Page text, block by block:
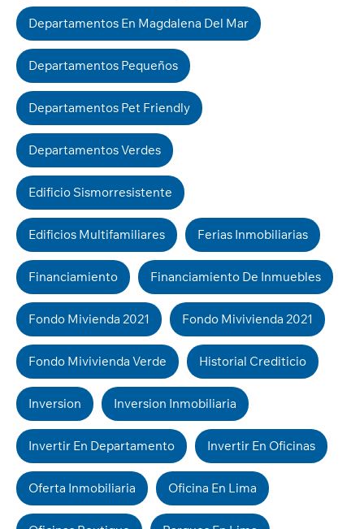
Departamentos En Magdalena Del Mar
Departamentos Pequeños
Departamentos Pet Friendly
Departamentos Verdes
Edificio Sismorresistente
Edificios Multifamiliares Ferias Inmobiliarias
Financiamiento Financiamiento De Inmuebles
Fondo Mivienda 2021 Fondo Mivivienda 2021
Fondo Mivivienda Verde Historial Crediticio
Inversion Inversion Inmobiliaria
Invertir En Departamento Invertir En Oficinas
Oferta Inmobiliaria Oficina En Lima